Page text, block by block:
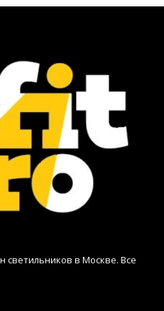
светильников в Москве. Все